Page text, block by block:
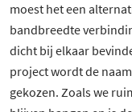
moest het een
bandbreedte
dicht bij elkaar
project wordt de
gekozen. Zoals we